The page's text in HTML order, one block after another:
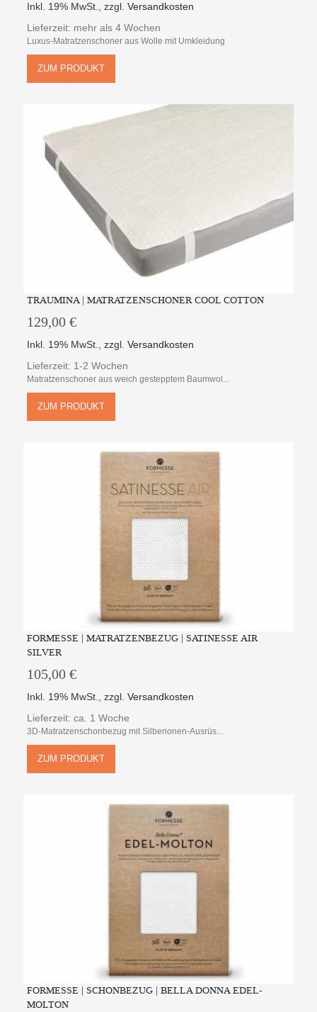
Inkl. 19% MwSt.,zzgl.Versandkosten
Lieferzeit: mehr als 4 Wochen
Luxus-Matratzenschoner aus Wolle mit Umkleidung
ZUM PRODUKT
TRAUMINA | MATRATZENSCHONER COOL COTTON
129,00 €
Inkl. 19% MwSt. ,zzgl.Versandkosten
Lieferzeit: 1-2 Wochen
Matratzenschoner aus weich gestepptem Baumwol...
ZUM PRODUKT
FORMESSE | MATRATZENBEZUG | SATINESSE AIR
SILVER
105,00 €
Inkl. 19% MwSt. ,zzgl.Versandkosten
Lieferzeit: ca. 1 Woche
3D-Matratzenschonbezug mit Silberionen-Ausrüs...
ZUM PRODUKT
FORMESSE | SCHONBEZUG | BELLA DONNA EDEL-
MOLTON